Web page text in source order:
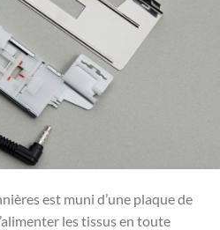
est muni d’une plaque de
les tissus en toute